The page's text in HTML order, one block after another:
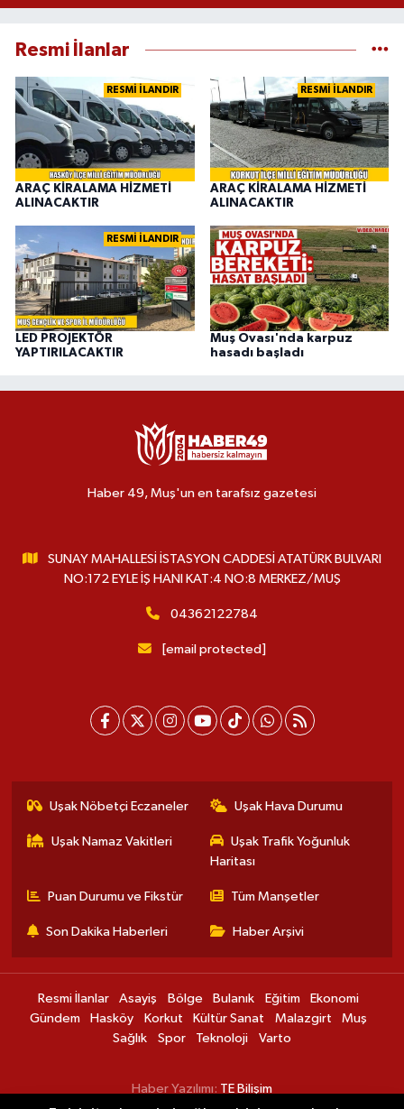
Resmi İlanlar
RESMİ İLANDIR
ARAÇ KİRALAMA HİZMETİ
ALINACAKTIR
RESMİ İLANDIR
ARAÇ KİRALAMA HİZMETİ
ALINACAKTIR
RESMİ İLANDIR
LED PROJEKTÖR
YAPTIRILACAKTIR
Muş Ovası'nda karpuz
hasadı başladı
Haber 49, Muş'un en tarafsız gazetesi
SUNAY MAHALLESİ İSTASYON CADDESİ ATATÜRK BULVARI
NO:172 EYLE İŞ HANI KAT:4 NO:8 MERKEZ/MUŞ
04362122784
[email protected]
Uşak Nöbetçi Eczaneler Uşak Hava Durumu
Uşak Namaz Vakitleri
Uşak Trafik Yoğunluk
Haritası
Puan Durumu ve Fikstür Tüm Manşetler
Son Dakika Haberleri Haber Arşivi
Resmi İlanlar Asayiş Bölge Bulanık Eğitim
Ekonomi
Gündem
Hasköy Korkut Kültür Sanat Malazgirt
Muş
Sağlık
Spor Teknoloji Varto
Haber Yazılımı: TE Bilişim